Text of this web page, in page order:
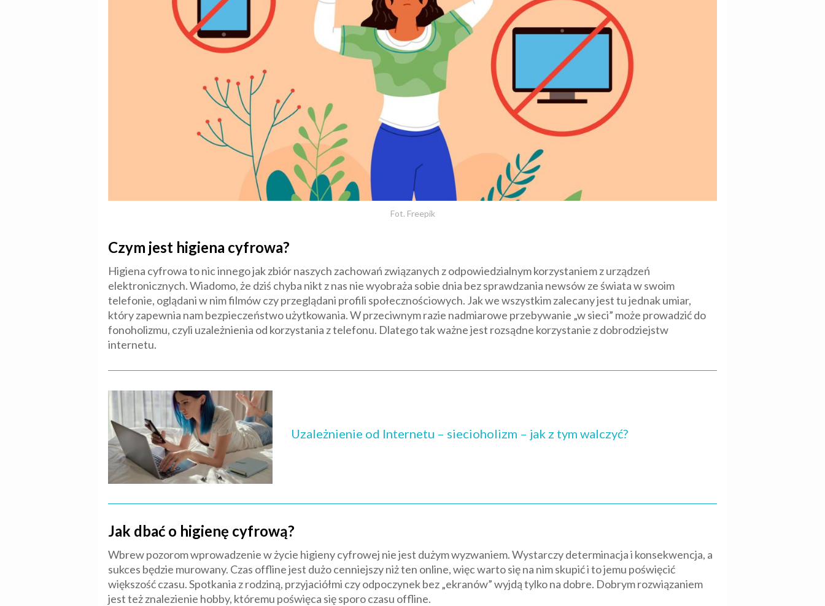
Fot. Freepik
Czym jest higiena cyfrowa?
Higiena cyfrowa to nic innego jak zbiór naszych zachowań związanych z odpowiedzialnym korzystaniem z urządzeń
elektronicznych. Wiadomo, że dziś chyba nikt z nas nie wyobraża sobie dnia bez sprawdzania newsów ze świata w swoim
telefonie, oglądani w nim filmów czy przeglądani profili społecznościowych. Jak we wszystkim zalecany jest tu jednak umiar,
który zapewnia nam bezpieczeństwo użytkowania. W przeciwnym razie nadmiarowe przebywanie „w sieci” może prowadzić do
fonoholizmu, czyli uzależnienia od korzystania z telefonu. Dlatego tak ważne jest rozsądne korzystanie z dobrodziejstw
internetu.
Uzależnienie od Internetu – siecioholizm – jak z tym walczyć?
Jak dbać o higienę cyfrową?
Wbrew pozorom wprowadzenie w życie higieny cyfrowej nie jest dużym wyzwaniem. Wystarczy determinacja i konsekwencja, a
sukces będzie murowany. Czas offline jest dużo cenniejszy niż ten online, więc warto się na nim skupić i to jemu poświęcić
większość czasu. Spotkania z rodziną, przyjaciółmi czy odpoczynek bez „ekranów” wyjdą tylko na dobre. Dobrym rozwiązaniem
jest też znalezienie hobby, któremu poświęca się sporo czasu offline.